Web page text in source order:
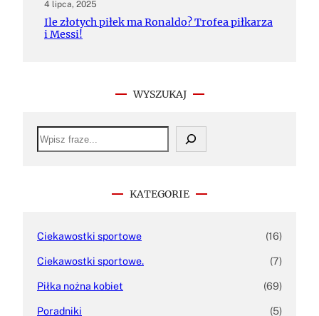
4 lipca, 2025
Ile złotych piłek ma Ronaldo? Trofea piłkarza
i Messi!
WYSZUKAJ
S
e
a
KATEGORIE
Ciekawostki sportowe (16)
Ciekawostki sportowe. (7)
Piłka nożna kobiet (69)
Poradniki (5)